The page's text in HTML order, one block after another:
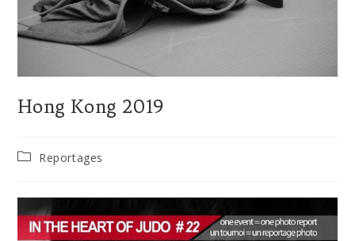
Hong Kong 2019
Reportages